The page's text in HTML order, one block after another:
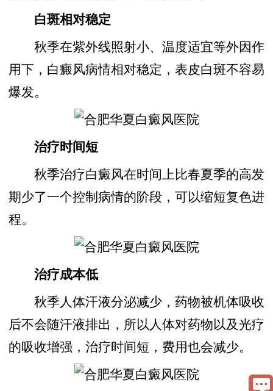
白斑相对稳定
秋季在紫外线照射小、温度适宜等外因作
用下，白癜风病情相对稳定，表皮白斑不容易
爆发。
治疗时间短
秋季治疗白癜风在时间上比春夏季的高发
期少了一个控制病情的阶段，可以缩短复色进
程。
治疗成本低
秋季人体汗液分泌减少，药物被机体吸收
后不会随汗液排出，所以人体对药物以及光疗
的吸收增强，治疗时间短，费用也会减少。